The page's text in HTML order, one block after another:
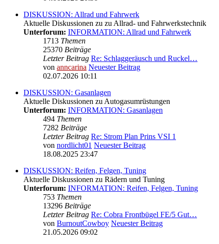
DISKUSSION: Allrad und Fahrwerk
Aktuelle Diskussionen zu zu Allrad- und Fahrwerkstechnik
Unterforum: INFORMATION: Allrad und Fahrwerk
1713 Themen
25370 Beiträge
Letzter Beitrag Re: Schlaggeräusch und Ruckel…
von anncarina Neuester Beitrag
02.07.2026 10:11
DISKUSSION: Gasanlagen
Aktuelle Diskussionen zu Autogasumrüstungen
Unterforum: INFORMATION: Gasanlagen
494 Themen
7282 Beiträge
Letzter Beitrag Re: Strom Plan Prins VSI 1
von nordlicht01 Neuester Beitrag
18.08.2025 23:47
DISKUSSION: Reifen, Felgen, Tuning
Aktuelle Diskussionen zu Rädern und Tuning
Unterforum: INFORMATION: Reifen, Felgen, Tuning
753 Themen
13296 Beiträge
Letzter Beitrag Re: Cobra Frontbügel FE/5 Gut…
von BurnoutCowboy Neuester Beitrag
21.05.2026 09:02